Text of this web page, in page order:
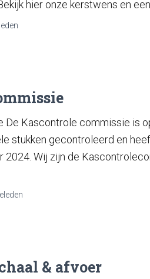
hier onze kerstwens en
Kascontrole commissie is
stukken gecontroleerd en
Wij zijn de
& afvoer